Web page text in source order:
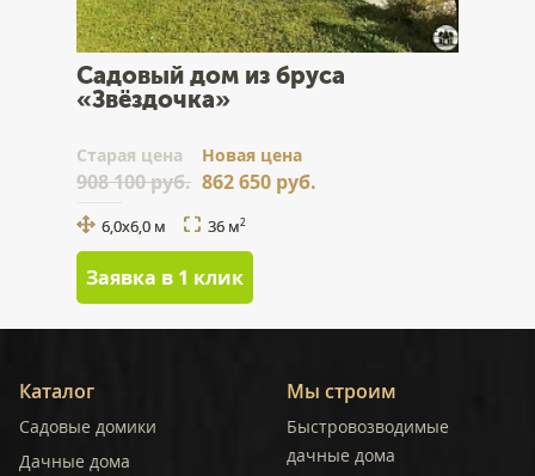
Садовый дом из бруса
«Звёздочка»
Cтарая цена
908 100 руб.
Новая цена
862 650 руб.
6,0x6,0 м 36 м2
Заявка в 1 клик
Каталог
Садовые домики
Дачные дома
Мы строим
Быстровозводимые
дачные дома